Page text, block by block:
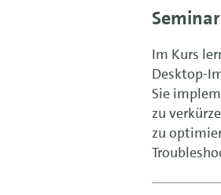
Im Kurs
Desktop-
Sie
zu
zu